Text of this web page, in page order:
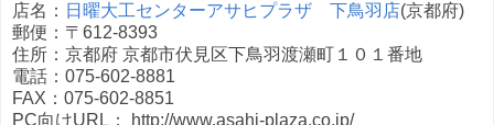
店名： 日曜大工センターアサヒプラザ 下鳥羽店(京都府)
郵便：〒612-8393
住所：京都府 京都市伏見区下鳥羽渡瀬町１０１番地
電話：075-602-8881
FAX：075-602-8851
PC向けURL： http://www.asahi-plaza.co.jp/